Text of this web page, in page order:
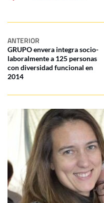
ANTERIOR
GRUPO envera integra socio-
laboralmente a 125 personas
con diversidad funcional en
2014